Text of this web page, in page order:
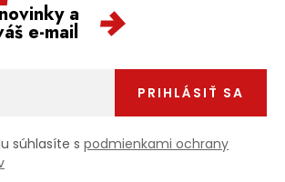
a
e-mail
súhlasíte s podmienkami ochrany
PRIHLÁSIŤ SA